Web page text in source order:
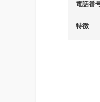
電話番
特徴